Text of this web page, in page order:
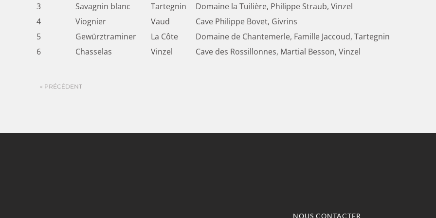
3
Savagnin blanc Tartegnin
Domaine la Tuilière, Philippe Straub, Vinzel
4
Viognier Vaud
Cave Philippe Bovet, Givrins
5
Gewürztraminer La Côte
Domaine de Chantemerle, Famille Jaccoud, Tartegnin
6
Chasselas Vinzel Cave des Rossillonnes, Martial Besson, Vinzel
« PRÉCÉDENT
NOUS CONTACTER